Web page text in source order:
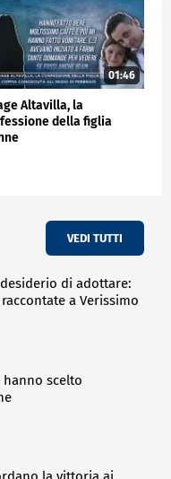
01:46
Altavilla, la
della figlia
VEDI TUTTI
di adottare:
a Verissimo
hanno scelto